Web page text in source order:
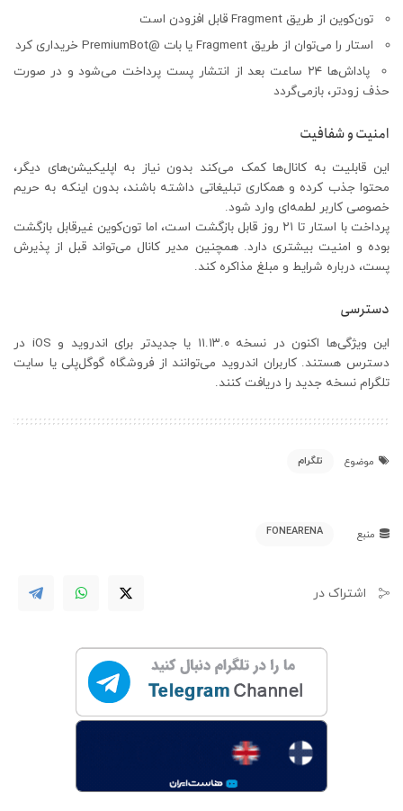
تون‌کوین از طریق Fragment قابل افزودن است
استار را می‌توان از طریق Fragment یا بات @PremiumBot خریداری کرد
پاداش‌ها ۲۴ ساعت بعد از انتشار پست پرداخت می‌شود و در صورت
حذف زودتر، بازمی‌گردد
امنیت و شفافیت
این قابلیت به کانال‌ها کمک می‌کند بدون نیاز به اپلیکیشن‌های دیگر،
محتوا جذب کرده و همکاری تبلیغاتی داشته باشند، بدون اینکه به حریم
خصوصی کاربر لطمه‌ای وارد شود.
پرداخت با استار تا ۲۱ روز قابل بازگشت است، اما تون‌کوین غیرقابل بازگشت
بوده و امنیت بیشتری دارد. همچنین مدیر کانال می‌تواند قبل از پذیرش
پست، درباره شرایط و مبلغ مذاکره کند.
دسترسی
این ویژگی‌ها اکنون در نسخه ۱۱.۱۳.۰ یا جدیدتر برای اندروید و iOS در
دسترس هستند. کاربران اندروید می‌توانند از فروشگاه گوگل‌پلی یا سایت
تلگرام نسخه جدید را دریافت کنند.
موضوع تلگرام
منبع FONEARENA
اشتراک در